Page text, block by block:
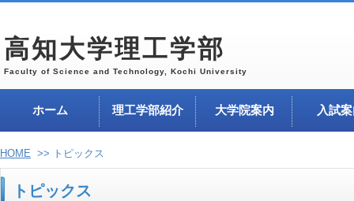
高知大学理工学部
Faculty of Science and Technology, Kochi University
ホーム 理工学部紹介 大学院案内 入試
HOME >> トピックス
トピックス